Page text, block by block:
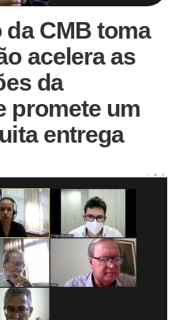
da CMB toma
acelera as
da
promete um
entrega